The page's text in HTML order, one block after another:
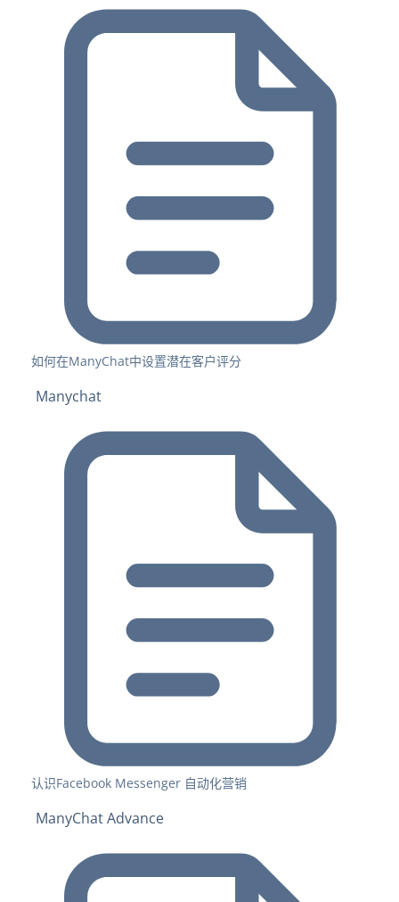
如何在ManyChat中设置潜在客户评分
Manychat
认识Facebook Messenger 自动化营销
ManyChat Advance